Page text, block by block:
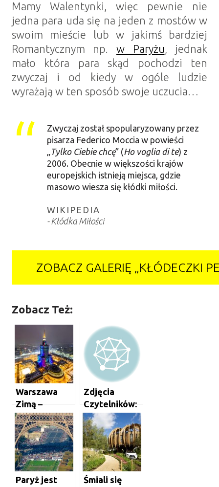
Mamy Walentynki, więc pewnie nie
jedna para uda się na jeden z mostów w
swoim mieście lub w jakimś bardziej
Romantycznym np. w Paryżu, jednak
mało która para skąd pochodzi ten
zwyczaj i od kiedy w ogóle ludzie
wyrażają w ten sposób swoje uczucia…
Zwyczaj został spopularyzowany przez
pisarza Federico Moccia w powieści
„Tylko Ciebie chcę” (Ho voglia di te) z
2006. Obecnie w większości krajów
europejskich istnieją miejsca, gdzie
masowo wiesza się kłódki miłości.
WIKIPEDIA
Kłódka Miłości
ZOBACZ GALERIĘ „KŁÓDECZKI
Zobacz Też:
Warszawa
Zimą –
Niesamowita
Galeria
Zdjęcia
Czytelników:
Nocne Życie
Opola
Paryż jest
Śmiali się